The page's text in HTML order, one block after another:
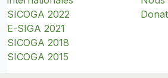
SICOGA 2022
E-SIGA 2021
SICOGA 2018
SICOGA 2015